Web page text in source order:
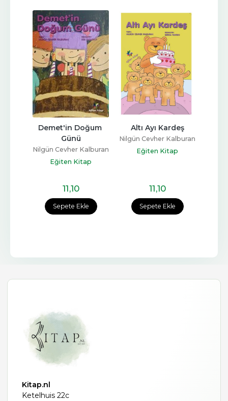
Sepete Ekle
Demet'in Doğum
Günü
Nilgün Cevher Kalburan
Eğiten Kitap
11,10
Sepete Ekle
Altı Ayı Kardeş
Nilgün Cevher Kalburan
Eğiten Kitap
11,10
Kitap.nl
Ketelhuis 22c